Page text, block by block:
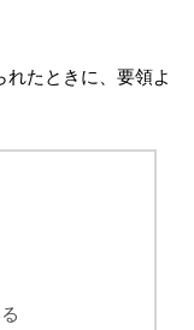
たときに、要領よ